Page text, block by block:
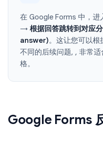
在 Google Forms 中，
→ 根据回答跳转到对应
answer)。这让您可以根
不同的后续问题, , 非常
格。
Google Forms